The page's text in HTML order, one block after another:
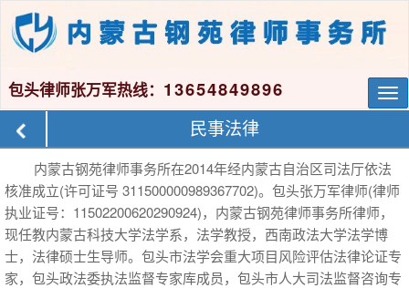
包头律师张万军热线： 13654849896
民事法律
内蒙古钢苑律师事务所在2014年经内蒙古自治区司法厅依法
核准成立(许可证号 311500000989367702)。包头张万军律师(律师
执业证号：11502200620290924)，内蒙古钢苑律师事务所律师，
现任教内蒙古科技大学法学系，法学教授，西南政法大学法学博
士，法律硕士生导师。包头市法学会重大项目风险评估法律论证专
家，包头政法委执法监督专家库成员，包头市人大司法监督咨询专